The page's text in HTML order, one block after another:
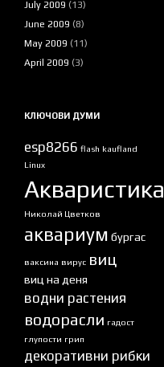
July 2009 (13)
June 2009 (8)
May 2009 (11)
April 2009 (3)
КЛЮЧОВИ ДУМИ
esp8266 flash kaufland
Linux
Акваристика
Николай Цветков
аквариум бургас
ваксина вирус виц
виц на деня
водни растения
водорасли гадост
глупости грип
декоративни рибки